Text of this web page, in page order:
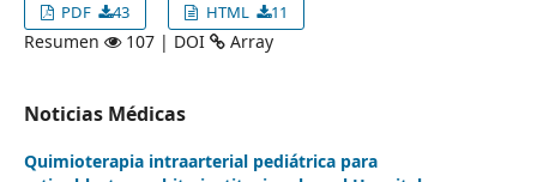
PDF
43 HTML 11
Resumen 107 | DOI Array
Noticias Médicas
Quimioterapia intraarterial pediátrica para